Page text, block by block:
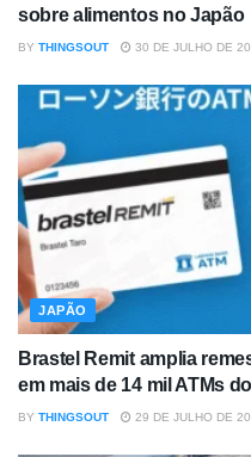
sobre alimentos no Japão
BY THINGSOUT 30 DE JULHO DE
JAPÃO
Brastel Remit amplia
em mais de 14 mil ATMs
BY THINGSOUT 29 DE JULHO DE